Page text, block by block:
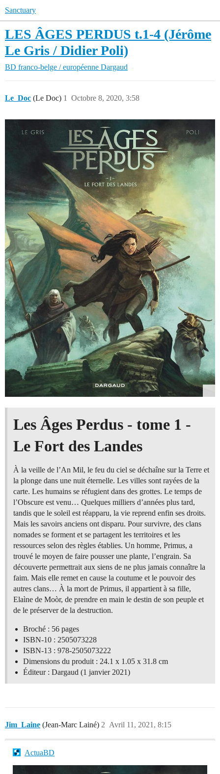
Sanctuary
LES ÂGES PERDUS t.1-4 (Jérôme
Le Gris / Didier Poli)
BD franco-belge / européenne Dargaud
Le_Doc (Le Doc) Octobre 8, 2020, 3:58
1
Les Âges Perdus - tome 1 -
Le Fort des Landes
À la veille de l’An Mil, le feu du ciel se déchaîne sur la Terre et
la plonge dans une nuit éternelle. Les villes sont rayées de la
carte. Les humains se réfugient dans des grottes. Le temps de
l’Obscure est venu… Quelques milliers d’années plus tard,
tandis que le soleil est réapparu, la vie reprend enfin ses droits.
Mais les savoirs anciens ont disparu. Pour survivre, des clans
nomades se forment et se partagent les territoires et les
ressources selon des règles établies. Un homme, Primus, a
trouvé le moyen de faire pousser une plante, l’engrain. Sa
découverte permettrait aux siens de ne plus jamais connaître la
faim. Mais elle remet en cause la coutume et le pouvoir des
autres clans… À la mort de Primus, il appartient à sa fille,
Elaìne de Moòr, de prendre en main le destin de son peuple et
de le préserver de la destruction.
Broché : 56 pages
ISBN-10 : 2505073228
ISBN-13 : 978-2505073222
Dimensions du produit : 24.1 x 1.05 x 31.8 cm
Éditeur : Dargaud (1 janvier 2021)
Jim_Laine (Jean-Marc Lainé) Avril 11, 2021, 8:15
2
ActuaBD